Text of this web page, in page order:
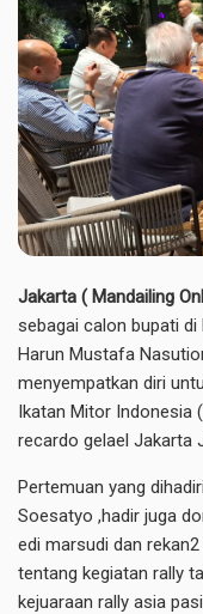
Jakarta ( Mandailing
sebagai calon bupati di
Harun Mustafa
menyempatkan diri
Ikatan Mitor Indonesia
recardo gelael Jakarta
Pertemuan yang
Soesatyo ,hadir juga
edi marsudi dan
tentang kegiatan rally
kejuaraan rally asia